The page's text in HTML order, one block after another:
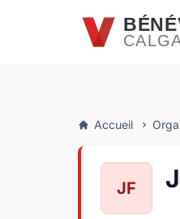
Passer au contenu principal
Accueil
JF